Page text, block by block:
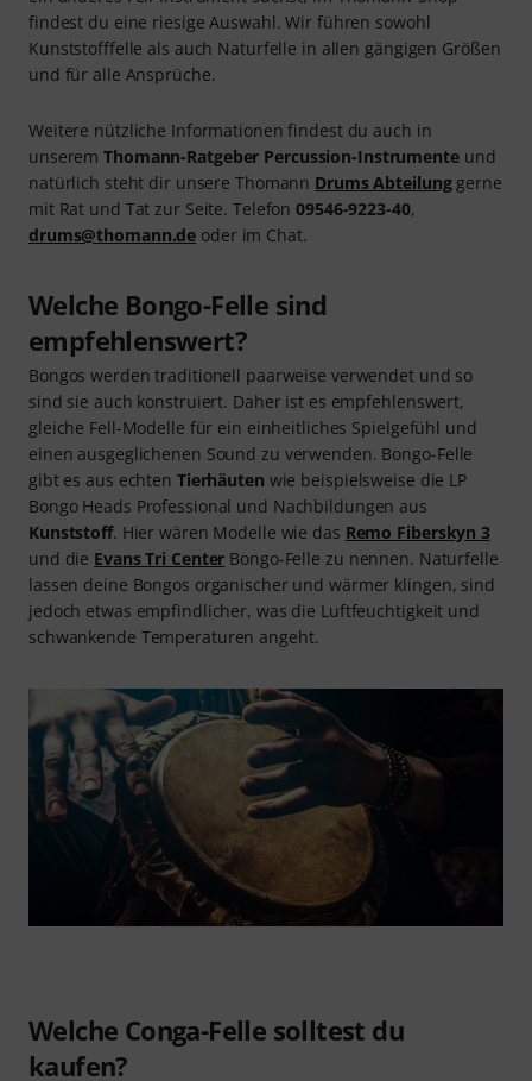
findest du eine riesige Auswahl. Wir führen sowohl
Kunststofffelle als auch Naturfelle in allen gängigen Größen
und für alle Ansprüche.
Weitere nützliche Informationen findest du auch in
unseremThomann-Ratgeber Percussion-Instrumenteund
natürlich steht dir unsere Thomann Drums Abteilunggerne
mit Rat und Tat zur Seite. Telefon09546-9223-40,
drums@thomann.de oder im Chat.
Welche Bongo-Felle sind
empfehlenswert?
Bongos werden traditionell paarweise verwendet und so
sind sie auch konstruiert. Daher ist es empfehlenswert,
gleiche Fell-Modelle für ein einheitliches Spielgefühl und
einen ausgeglichenen Sound zu verwenden. Bongo-Felle
gibt es aus echten Tierhäuten wie beispielsweise die LP
Bongo Heads Professional und Nachbildungen aus
Kunststoff. Hier wären Modelle wie das Remo Fiberskyn 3
und die Evans Tri Center Bongo-Felle zu nennen. Naturfelle
lassen deine Bongos organischer und wärmer klingen, sind
jedoch etwas empfindlicher, was die Luftfeuchtigkeit und
schwankende Temperaturen angeht.
Welche Conga-Felle solltest du
kaufen?